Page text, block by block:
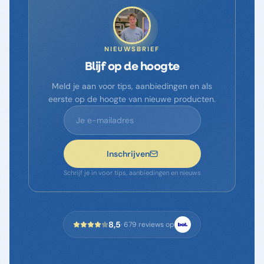
NIEUWSBRIEF
Blijf op de hoogte
Meld je aan voor tips, aanbiedingen en als
eerste op de hoogte van nieuwe producten.
Inschrijven
Schrijf je in voor tips, aanbiedingen en nieuws
8,5·679 reviews op